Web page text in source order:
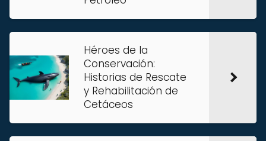
Héroes de la
Conservación:
Historias de Rescate
y Rehabilitación de
Cetáceos